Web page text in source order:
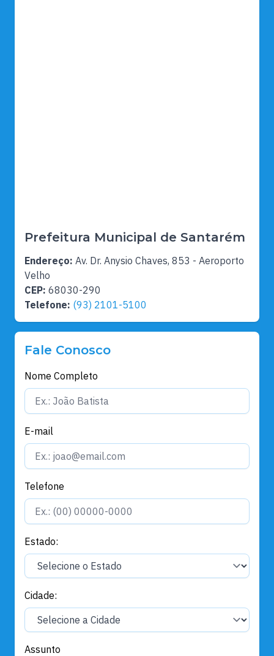
Prefeitura Municipal de Santarém
Endereço: Av. Dr. Anysio Chaves, 853 - Aeroporto
Velho
CEP: 68030-290
Telefone: (93) 2101-5100
Fale Conosco
Nome Completo
E-mail
Telefone
Estado:
Cidade:
Assunto